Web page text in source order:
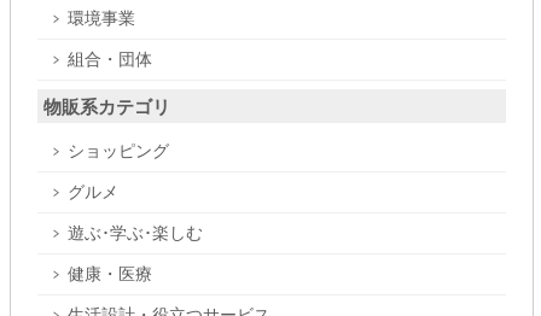
環境事業
組合・団体
物販系カテゴリ
ショッピング
グルメ
遊ぶ･学ぶ･楽しむ
健康・医療